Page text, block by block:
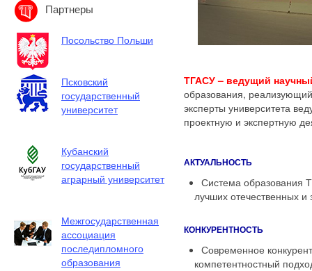
Партнеры
Посольство Польши
Псковский
государственный
университет
Кубанский
государственный
аграрный университет
Межгосударственная
ассоциация
последипломного
образования
ТГАСУ – ведущий
образования,
эксперты университета
проектную и экспертную
АКТУАЛЬНОСТЬ
Система образования
лучших отечественных и
КОНКУРЕНТНОСТЬ
Современное
компетентностный